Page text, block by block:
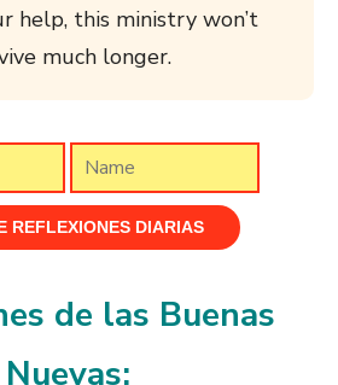
help, this ministry won’t
much longer.
de las Buenas
Nuevas: